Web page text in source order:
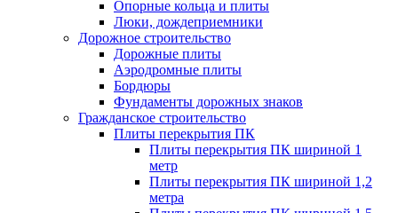
Опорные кольца и плиты
Люки, дождеприемники
Дорожное строительство
Дорожные плиты
Аэродромные плиты
Бордюры
Фундаменты дорожных знаков
Гражданское строительство
Плиты перекрытия ПК
Плиты перекрытия ПК шириной 1
метр
Плиты перекрытия ПК шириной 1,2
метра